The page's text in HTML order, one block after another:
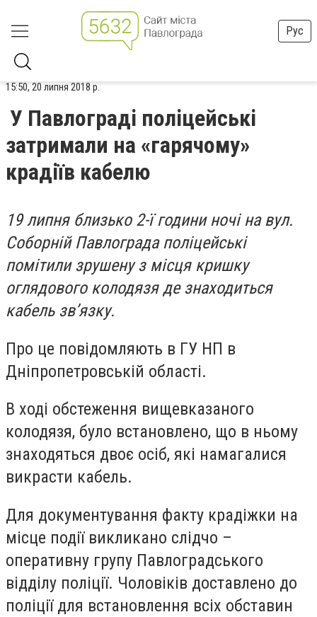
Рус
15:50, 20 липня 2018 р.
У Павлограді поліцейські
затримали на «гарячому»
крадіїв кабелю
19 липня близько 2-ї години ночі на вул.
Соборній Павлограда поліцейські
помітили зрушену з місця кришку
оглядового колодязя де знаходиться
кабель зв’язку.
Про це повідомляють в ГУ НП в
Дніпропетровській області.
В ході обстеження вищевказаного
колодязя, було встановлено, що в ньому
знаходяться двоє осіб, які намагалися
викрасти кабель.
Для документування факту крадіжки на
місце події викликано слідчо –
оперативну групу Павлоградського
відділу поліції. Чоловіків доставлено до
поліції для встановлення всіх обставин